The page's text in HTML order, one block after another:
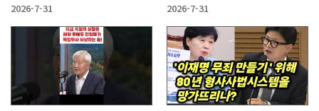
2026-7-31 2026-7-31